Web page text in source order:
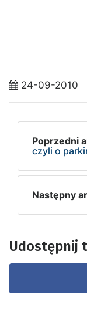
24-09-2010
Poprzedni
czyli o
Następny
Udostępnij